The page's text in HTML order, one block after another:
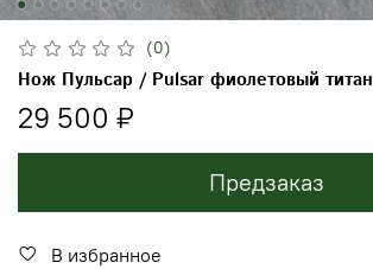
(0)
Нож Пульсар / Pulsar фиолетовый титан
29 500 ₽
Предзаказ
В избранное